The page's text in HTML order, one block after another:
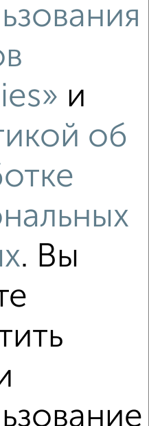
›
›
и
об
. Вы